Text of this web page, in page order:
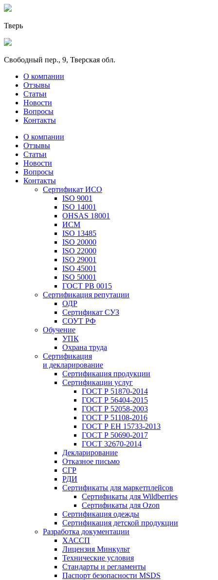
Тверь
Свободный пер., 9, Тверская обл.
О компании
Отзывы
Статьи
Новости
Вопросы
Контакты
О компании
Отзывы
Статьи
Новости
Вопросы
Контакты
Сертификат ИСО
ISO 9001
ISO 14001
OHSAS 18001
ИСМ
ISO 13485
ISO 20000
ISO 22000
ISO 29001
ISO 45001
ISO 50001
ГОСТ РВ 0015
Сертификация репутации
ОДР
Сертификат СУЗ
СОУТ РФ
Обучение
УПК
Охрана труда
Сертификация
и декларирование
Сертификация продукции
Сертификации услуг
ГОСТ Р 51870-2014
ГОСТ Р 56404-2015
ГОСТ Р 52058-2003
ГОСТ Р 51108-2016
ГОСТ Р ЕН 15733-2013
ГОСТ Р 50690-2017
ГОСТ 32670-2014
Декларирование
Отказное письмо
СГР
РДИ
Сертификаты для маркетплейсов
Сертификаты для Wildberries
Сертификаты для Ozon
Сертификация одежды
Сертификация детской продукции
Разработка документации
ХАССП
Лицензия Минкульт
Технические условия
Стандарты и регламенты
Паспорт безопасности MSDS